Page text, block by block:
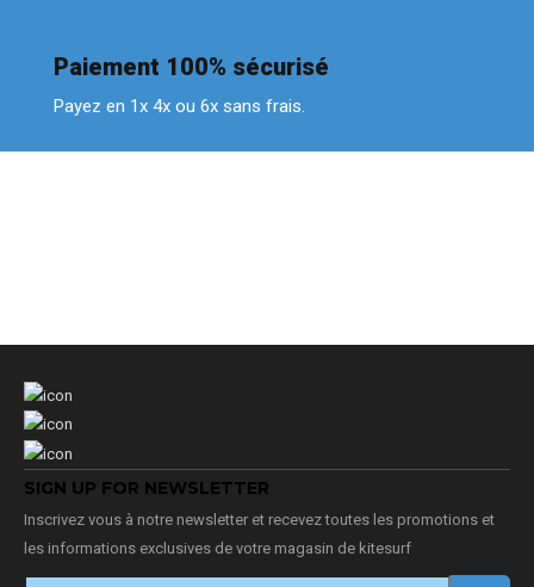
Paiement 100% sécurisé
Payez en 1x 4x ou 6x sans frais.
SIGN UP FOR NEWSLETTER
Inscrivez vous à notre newsletter et recevez toutes les promotions et
les informations exclusives de votre magasin de kitesurf